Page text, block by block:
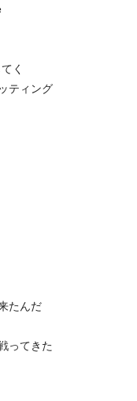
く
ティング
たんだ
ってきた